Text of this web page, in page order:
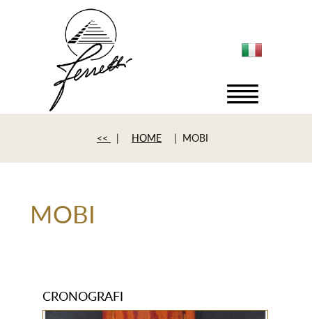
<< | HOME | MOBI
MOBI
CRONOGRAFI